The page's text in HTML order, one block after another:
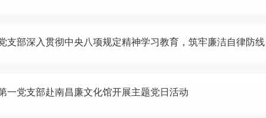
支部深入贯彻中央八项规定精神学习教育，筑牢廉洁自律防线
一党支部赴南昌廉文化馆开展主题党日活动